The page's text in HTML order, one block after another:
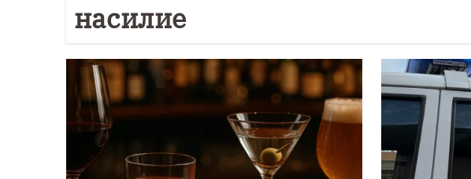
насилие
ФОТО ВАЖНОЕ ОБЩЕСТВО ФОТО